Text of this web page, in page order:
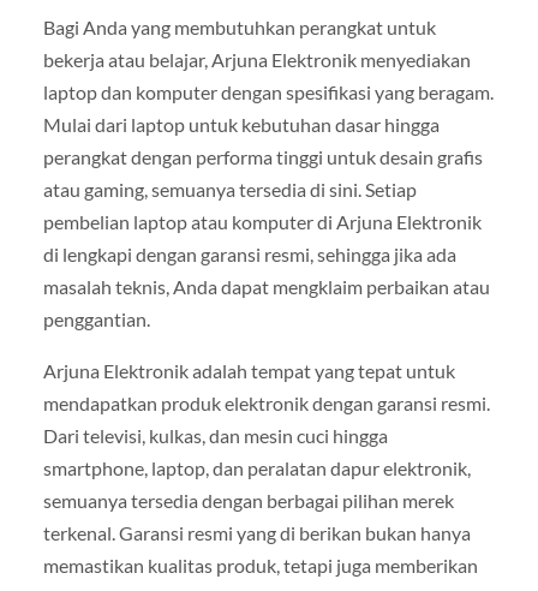
Bagi Anda yang membutuhkan perangkat untuk
bekerja atau belajar, Arjuna Elektronik menyediakan
laptop dan komputer dengan spesifikasi yang beragam.
Mulai dari laptop untuk kebutuhan dasar hingga
perangkat dengan performa tinggi untuk desain grafis
atau gaming, semuanya tersedia di sini. Setiap
pembelian laptop atau komputer di Arjuna Elektronik
di lengkapi dengan garansi resmi, sehingga jika ada
masalah teknis, Anda dapat mengklaim perbaikan atau
penggantian.
Arjuna Elektronik adalah tempat yang tepat untuk
mendapatkan produk elektronik dengan garansi resmi.
Dari televisi, kulkas, dan mesin cuci hingga
smartphone, laptop, dan peralatan dapur elektronik,
semuanya tersedia dengan berbagai pilihan merek
terkenal. Garansi resmi yang di berikan bukan hanya
memastikan kualitas produk, tetapi juga memberikan